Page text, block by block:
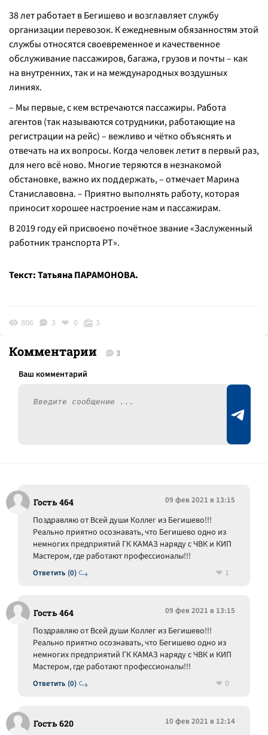
38 лет работает в Бегишево и возглавляет службу
организации перевозок. К ежедневным обязанностям этой
службы относятся своевременное и качественное
обслуживание пассажиров, багажа, грузов и почты – как
на внутренних, так и на международных воздушных
линиях.
– Мы первые, с кем встречаются пассажиры. Работа
агентов (так называются сотрудники, работающие на
регистрации на рейс) – вежливо и чётко объяснять и
отвечать на их вопросы. Когда человек летит в первый раз,
для него всё ново. Многие теряются в незнакомой
обстановке, важно их поддержать, – отмечает Марина
Станиславовна. – Приятно выполнять работу, которая
приносит хорошее настроение нам и пассажирам.
В 2019 году ей присвоено почётное звание «Заслуженный
работник транспорта РТ».
Текст: Татьяна ПАРАМОНОВА.
806 3 0 3
Комментарии 3
Гость 464 09 фев 2021 в 13:15
Ответить (0)
Поздравляю от Всей души Коллег из Бегишево!!!
Реально приятно осознавать, что Бегишево одно из
немногих предприятий ГК КАМАЗ наряду с ЧВК и КИП
Мастером, где работают профессионалы!!!
1
Гость 464 09 фев 2021 в 13:15
Ответить (0)
Поздравляю от Всей души Коллег из Бегишево!!!
Реально приятно осознавать, что Бегишево одно из
немногих предприятий ГК КАМАЗ наряду с ЧВК и КИП
Мастером, где работают профессионалы!!!
0
Гость 620 10 фев 2021 в 12:14